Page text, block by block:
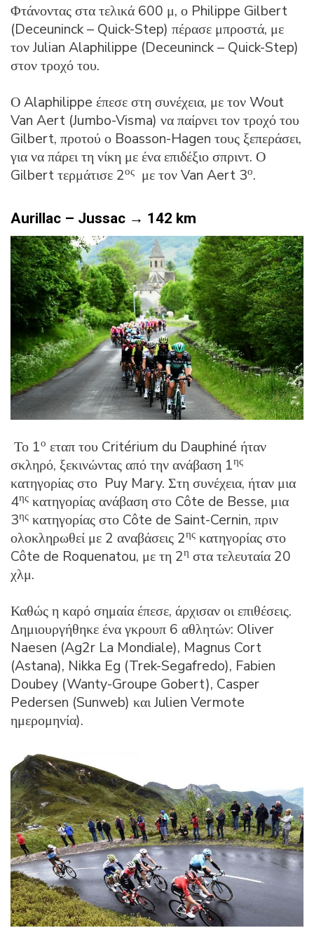
Φτάνοντας στα τελικά 600 μ, ο Philippe Gilbert
(Deceuninck – Quick-Step) πέρασε μπροστά, με
τον Julian Alaphilippe (Deceuninck – Quick-Step)
στον τροχό του.
Ο Alaphilippe έπεσε στη συνέχεια, με τον Wout
Van Aert (Jumbo-Visma) να παίρνει τον τροχό του
Gilbert, προτού ο Boasson-Hagen τους ξεπεράσει,
για να πάρει τη νίκη με ένα επιδέξιο σπριντ. Ο
Gilbert τερμάτισε 2ος με τον Van Aert 3ο.
Aurillac – Jussac → 142 km
Το 1ο εταπ του Critérium du Dauphiné ήταν
σκληρό, ξεκινώντας από την ανάβαση 1ης
κατηγορίας στο Puy Mary. Στη συνέχεια, ήταν μια
4ης κατηγορίας ανάβαση στο Côte de Besse, μια
3ης κατηγορίας στο Côte de Saint-Cernin, πριν
ολοκληρωθεί με 2 αναβάσεις 2ης κατηγορίας στο
Côte de Roquenatou, με τη 2η στα τελευταία 20
χλμ.
Καθώς η καρό σημαία έπεσε, άρχισαν οι επιθέσεις.
Δημιουργήθηκε ένα γκρουπ 6 αθλητών: Oliver
Naesen (Ag2r La Mondiale), Magnus Cort
(Astana), Nikka Eg (Trek-Segafredo), Fabien
Doubey (Wanty-Groupe Gobert), Casper
Pedersen (Sunweb) και Julien Vermote
ημερομηνία).